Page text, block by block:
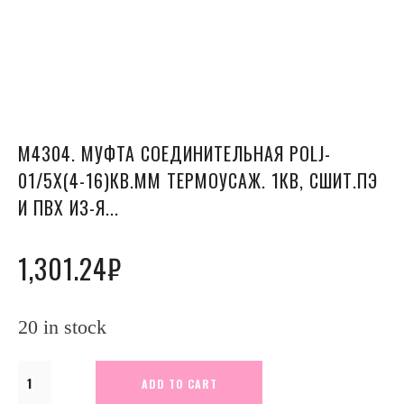
М4304. МУФТА СОЕДИНИТЕЛЬНАЯ POLJ-
01/5X(4-16)КВ.ММ ТЕРМОУСАЖ. 1КВ, СШИТ.ПЭ
И ПВХ ИЗ-Я...
1,301.24₽
20 in stock
М4304.
ADD TO CART